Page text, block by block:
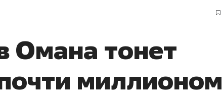
Омана тонет
миллионом